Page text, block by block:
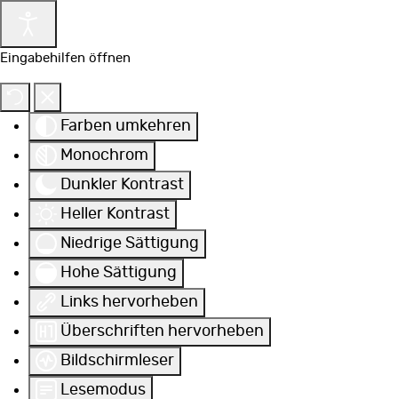
Eingabehilfen öffnen
Farben umkehren
Monochrom
Dunkler Kontrast
Heller Kontrast
Niedrige Sättigung
Hohe Sättigung
Links hervorheben
Überschriften hervorheben
Bildschirmleser
Lesemodus